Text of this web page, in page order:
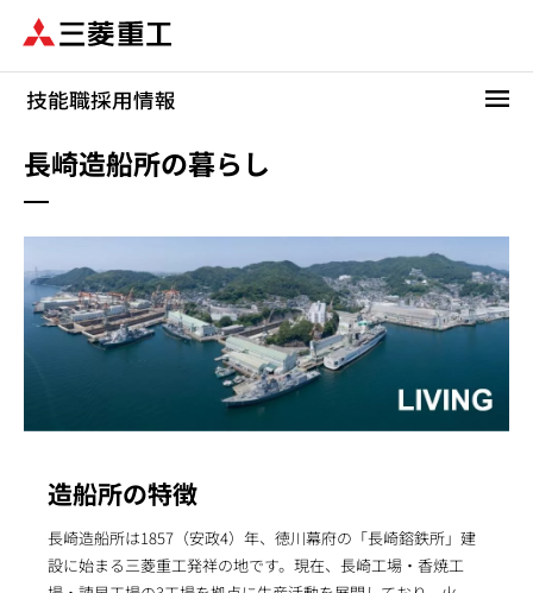
ン
長崎造船所の暮らし
造船所の特徴
長崎造船所は1857（安政4）年、徳川幕府の「長崎鎔鉄所」建
設に始まる三菱重工発祥の地です。現在、長崎工場・香焼工